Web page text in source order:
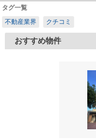
タグ一覧
不動産業界
クチコミ
おすすめ物件